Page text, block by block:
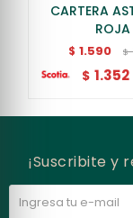
CARTERA
ROJA
$ 1.590 $
$ 1.352
¡Suscribite y